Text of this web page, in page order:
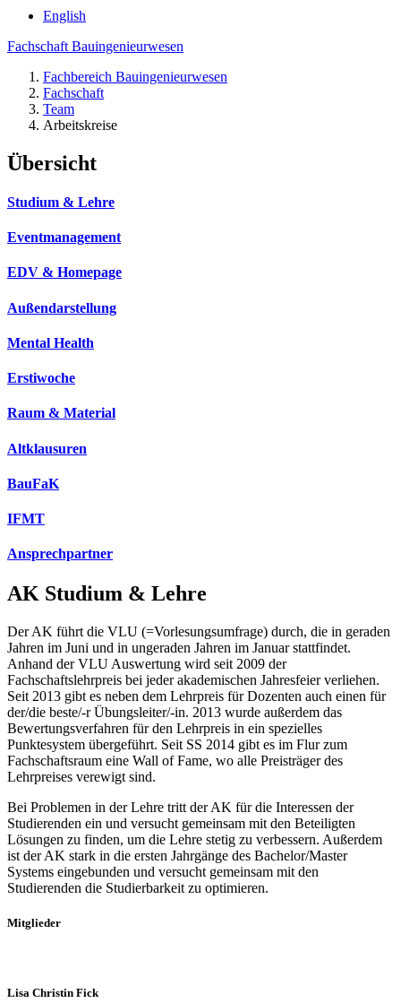
English
Fachschaft Bauingenieurwesen
Fachbereich Bauingenieurwesen
Fachschaft
Team
Arbeitskreise
Übersicht
Studium & Lehre
Eventmanagement
EDV & Homepage
Außendarstellung
Mental Health
Erstiwoche
Raum & Material
Altklausuren
BauFaK
IFMT
Ansprechpartner
AK Studium & Lehre
Der AK führt die VLU (=Vorlesungsumfrage) durch, die in geraden
Jahren im Juni und in ungeraden Jahren im Januar stattfindet.
Anhand der VLU Auswertung wird seit 2009 der
Fachschaftslehrpreis bei jeder akademischen Jahresfeier verliehen.
Seit 2013 gibt es neben dem Lehrpreis für Dozenten auch einen für
der/die beste/-r Übungsleiter/-in. 2013 wurde außerdem das
Bewertungsverfahren für den Lehrpreis in ein spezielles
Punktesystem übergeführt. Seit SS 2014 gibt es im Flur zum
Fachschaftsraum eine Wall of Fame, wo alle Preisträger des
Lehrpreises verewigt sind.
Bei Problemen in der Lehre tritt der AK für die Interessen der
Studierenden ein und versucht gemeinsam mit den Beteiligten
Lösungen zu finden, um die Lehre stetig zu verbessern. Außerdem
ist der AK stark in die ersten Jahrgänge des Bachelor/Master
Systems eingebunden und versucht gemeinsam mit den
Studierenden die Studierbarkeit zu optimieren.
Mitglieder
Lisa Christin Fick